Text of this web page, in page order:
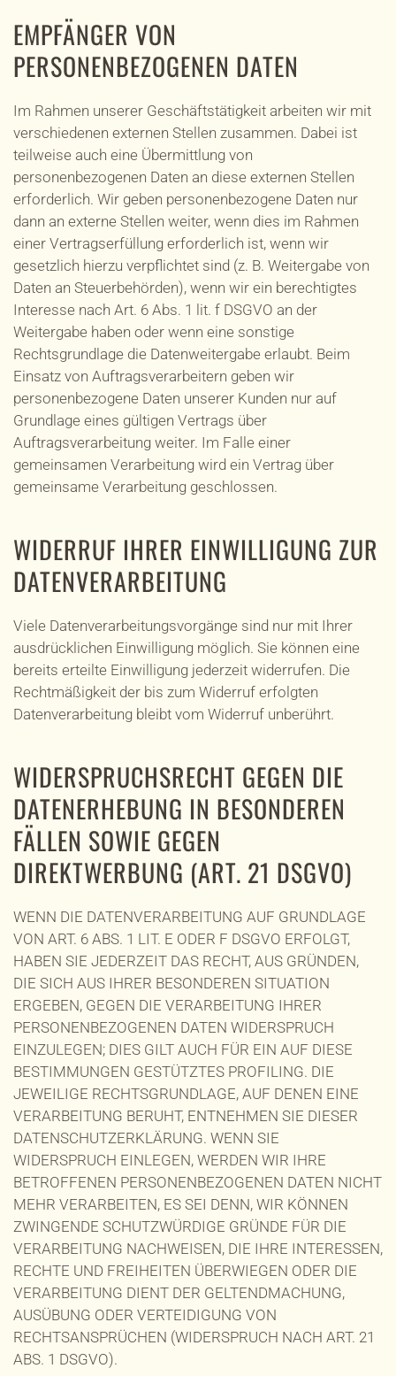
EMPFÄNGER VON
PERSONENBEZOGENEN DATEN
Im Rahmen unserer Geschäftstätigkeit arbeiten wir mit
verschiedenen externen Stellen zusammen. Dabei ist
teilweise auch eine Übermittlung von
personenbezogenen Daten an diese externen Stellen
erforderlich. Wir geben personenbezogene Daten nur
dann an externe Stellen weiter, wenn dies im Rahmen
einer Vertragserfüllung erforderlich ist, wenn wir
gesetzlich hierzu verpflichtet sind (z. B. Weitergabe von
Daten an Steuerbehörden), wenn wir ein berechtigtes
Interesse nach Art. 6 Abs. 1 lit. f DSGVO an der
Weitergabe haben oder wenn eine sonstige
Rechtsgrundlage die Datenweitergabe erlaubt. Beim
Einsatz von Auftragsverarbeitern geben wir
personenbezogene Daten unserer Kunden nur auf
Grundlage eines gültigen Vertrags über
Auftragsverarbeitung weiter. Im Falle einer
gemeinsamen Verarbeitung wird ein Vertrag über
gemeinsame Verarbeitung geschlossen.
WIDERRUF IHRER EINWILLIGUNG ZUR
DATENVERARBEITUNG
Viele Datenverarbeitungsvorgänge sind nur mit Ihrer
ausdrücklichen Einwilligung möglich. Sie können eine
bereits erteilte Einwilligung jederzeit widerrufen. Die
Rechtmäßigkeit der bis zum Widerruf erfolgten
Datenverarbeitung bleibt vom Widerruf unberührt.
WIDERSPRUCHSRECHT GEGEN DIE
DATENERHEBUNG IN BESONDEREN
FÄLLEN SOWIE GEGEN
DIREKTWERBUNG (ART. 21 DSGVO)
WENN DIE DATENVERARBEITUNG AUF GRUNDLAGE
VON ART. 6 ABS. 1 LIT. E ODER F DSGVO ERFOLGT,
HABEN SIE JEDERZEIT DAS RECHT, AUS GRÜNDEN,
DIE SICH AUS IHRER BESONDEREN SITUATION
ERGEBEN, GEGEN DIE VERARBEITUNG IHRER
PERSONENBEZOGENEN DATEN WIDERSPRUCH
EINZULEGEN; DIES GILT AUCH FÜR EIN AUF DIESE
BESTIMMUNGEN GESTÜTZTES PROFILING. DIE
JEWEILIGE RECHTSGRUNDLAGE, AUF DENEN EINE
VERARBEITUNG BERUHT, ENTNEHMEN SIE DIESER
DATENSCHUTZERKLÄRUNG. WENN SIE
WIDERSPRUCH EINLEGEN, WERDEN WIR IHRE
BETROFFENEN PERSONENBEZOGENEN DATEN NICHT
MEHR VERARBEITEN, ES SEI DENN, WIR KÖNNEN
ZWINGENDE SCHUTZWÜRDIGE GRÜNDE FÜR DIE
VERARBEITUNG NACHWEISEN, DIE IHRE INTERESSEN,
RECHTE UND FREIHEITEN ÜBERWIEGEN ODER DIE
VERARBEITUNG DIENT DER GELTENDMACHUNG,
AUSÜBUNG ODER VERTEIDIGUNG VON
RECHTSANSPRÜCHEN (WIDERSPRUCH NACH ART. 21
ABS. 1 DSGVO).